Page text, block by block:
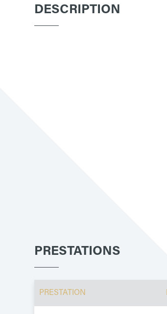
DESCRIPTION
PRESTATIONS
PRESTATION